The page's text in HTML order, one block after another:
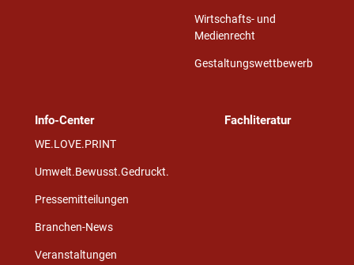
Wirtschafts- und
Medienrecht
Gestaltungswettbewerb
Info-Center
WE.LOVE.PRINT
Umwelt.Bewusst.Gedruckt.
Pressemitteilungen
Branchen-News
Veranstaltungen
Fachliteratur